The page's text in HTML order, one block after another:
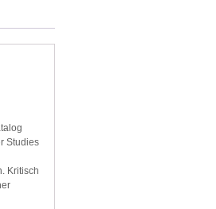
Studies
Kritisch